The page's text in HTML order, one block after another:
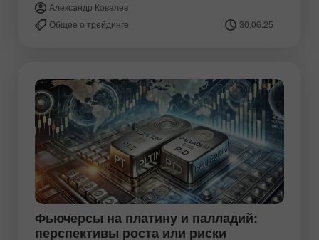
Александр Ковалев
Общее о трейдинге
30.06.25
Фьючерсы на платину и палладий:
перспективы роста или риски